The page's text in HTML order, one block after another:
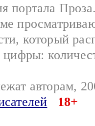
портала
который
авторам,
18+